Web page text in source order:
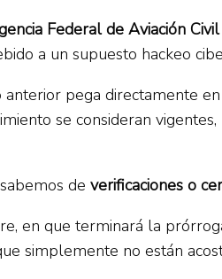
Federal de Aviación Civil
a un supuesto hackeo
pega directamente
se consideran
de verificaciones o
en que terminará la
simplemente no están